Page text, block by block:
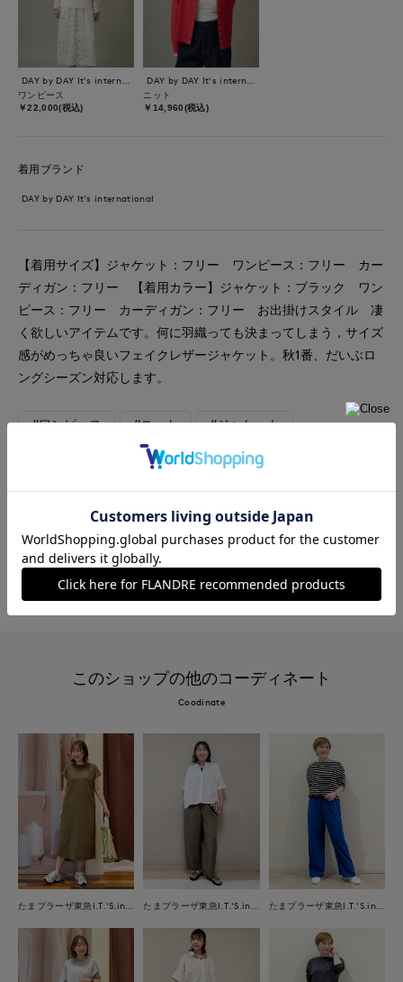
ワンピース
￥22,000(税込)
ニット
￥14,960(税込)
着用ブランド
DAY by DAY It's international
【着用サイズ】ジャケット：フリー ワンピース：フリー カー
ディガン：フリー 【着用カラー】ジャケット：ブラック ワン
ピース：フリー カーディガン：フリー お出掛けスタイル 凄
く欲しいアイテムです。何に羽織っても決まってしまう，サイズ
感がめっちゃ良いフェイクレザージャケット。秋1番、だいぶロ
ングシーズン対応します。
#ワンピース #ニット #ジャケット
#オフィスカジュアル #休日 #デート
#マニッシュ #モード #軽アウター
#レイヤード #ユニセックス
#旅行 #おでかけ #軽羽織
このショップの他のコーディネート
Coodinate